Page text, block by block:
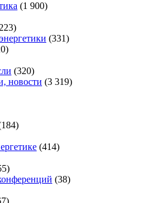
(1 900)
(331)
(320)
новости (3 319)
(414)
(38)